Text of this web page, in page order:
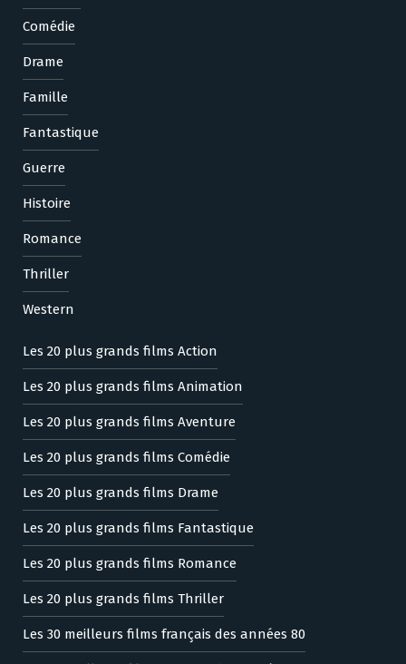
Comédie
Drame
Famille
Fantastique
Guerre
Histoire
Romance
Thriller
Western
Les 20 plus grands films Action
Les 20 plus grands films Animation
Les 20 plus grands films Aventure
Les 20 plus grands films Comédie
Les 20 plus grands films Drame
Les 20 plus grands films Fantastique
Les 20 plus grands films Romance
Les 20 plus grands films Thriller
Les 30 meilleurs films français des années 80